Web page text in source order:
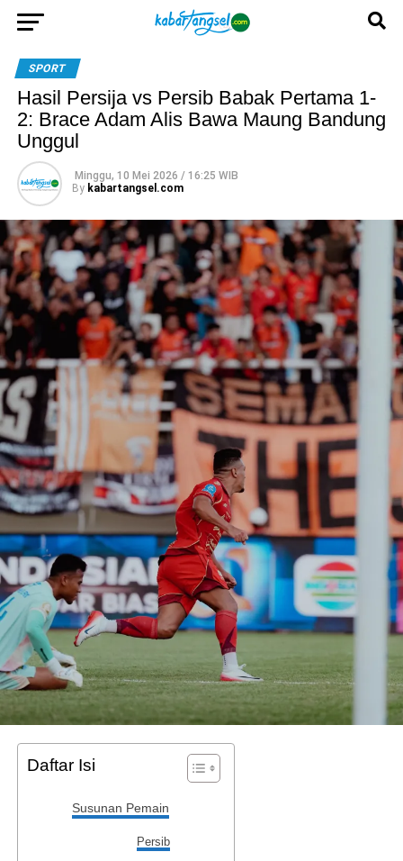
SPORT
Hasil Persija vs Persib Babak Pertama 1-
2: Brace Adam Alis Bawa Maung Bandung
Unggul
Minggu, 10 Mei 2026 / 16:25 WIB
By kabartangsel.com
Daftar Isi
Susunan Pemain
Persib